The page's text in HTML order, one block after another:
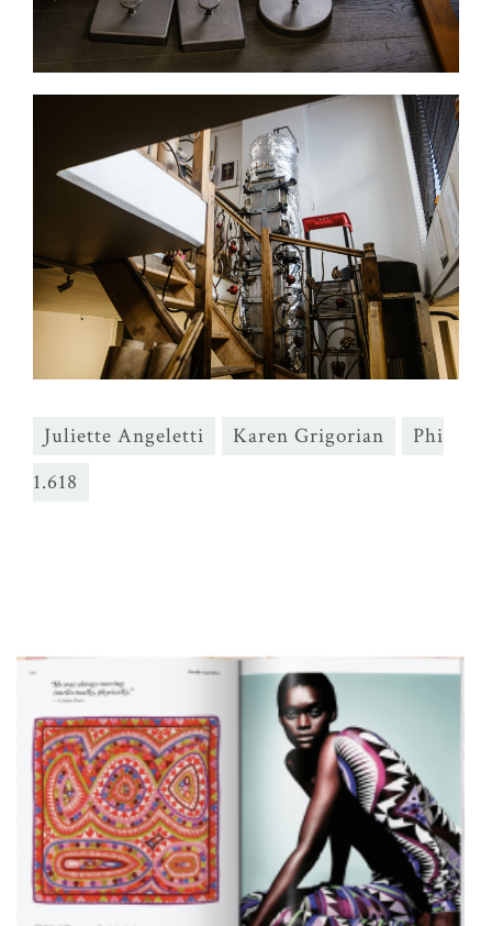
Juliette Angeletti Karen Grigorian
Phi
1.618